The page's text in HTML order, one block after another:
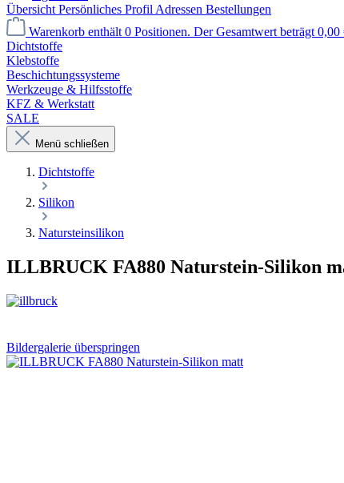
Übersicht Persönliches Profil Adressen Bestellungen
Warenkorb enthält 0 Positionen. Der Gesamtwert beträgt 0,00
Dichtstoffe
Klebstoffe
Beschichtungssysteme
Werkzeuge & Hilfsstoffe
KFZ & Werkstatt
SALE
Menü schließen
Dichtstoffe
Silikon
Natursteinsilikon
ILLBRUCK FA880 Naturstein-Silikon
Bildergalerie überspringen